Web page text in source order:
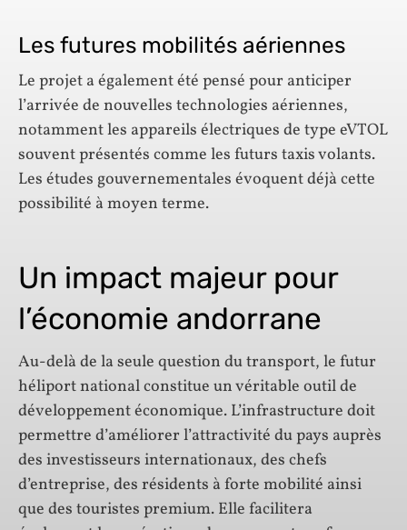
Les futures mobilités aériennes
Le projet a également été pensé pour anticiper
l’arrivée de nouvelles technologies aériennes,
notamment les appareils électriques de type eVTOL
souvent présentés comme les futurs taxis volants.
Les études gouvernementales évoquent déjà cette
possibilité à moyen terme.
Un impact majeur pour
l’économie andorrane
Au-delà de la seule question du transport, le futur
héliport national constitue un véritable outil de
développement économique. L’infrastructure doit
permettre d’améliorer l’attractivité du pays auprès
des investisseurs internationaux, des chefs
d’entreprise, des résidents à forte mobilité ainsi
que des touristes premium. Elle facilitera